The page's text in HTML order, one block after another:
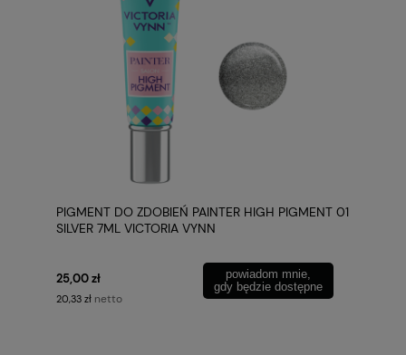
PIGMENT DO ZDOBIEŃ PAINTER HIGH PIGMENT 01
SILVER 7ML VICTORIA VYNN
25,00 zł
20,33 zł netto
powiadom mnie,
gdy będzie dostępne